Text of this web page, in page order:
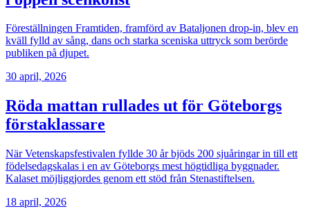
Föreställningen Framtiden, framförd av Bataljonen drop-in, blev en
kväll fylld av sång, dans och starka sceniska uttryck som berörde
publiken på djupet.
30 april, 2026
Röda mattan rullades ut för Göteborgs
förstaklassare
När Vetenskapsfestivalen fyllde 30 år bjöds 200 sjuåringar in till ett
födelsedagskalas i en av Göteborgs mest högtidliga byggnader.
Kalaset möjliggjordes genom ett stöd från Stenastiftelsen.
18 april, 2026